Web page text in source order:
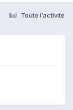
Toute l’activité